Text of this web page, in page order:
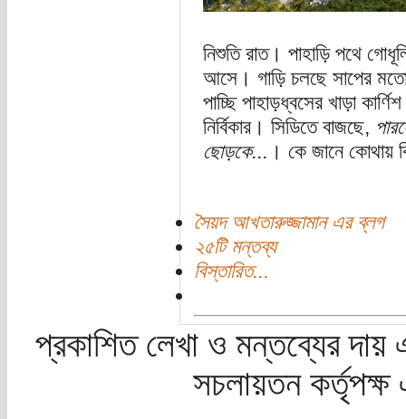
নিশুতি রাত। পাহাড়ি পথে
আসে। গাড়ি চলছে সাপের
পাচ্ছি পাহাড়ধ্বসের খাড়া
নির্বিকার। সিডিতে বাজছে,
ছোড়কে... । কে জানে কোথায়
সৈয়দ আখতারুজ্জামান এর ব্লগ
২৫টি মন্তব্য
বিস্তারিত...
প্রকাশিত লেখা ও মন্তব্যের দায়
সচলায়তন